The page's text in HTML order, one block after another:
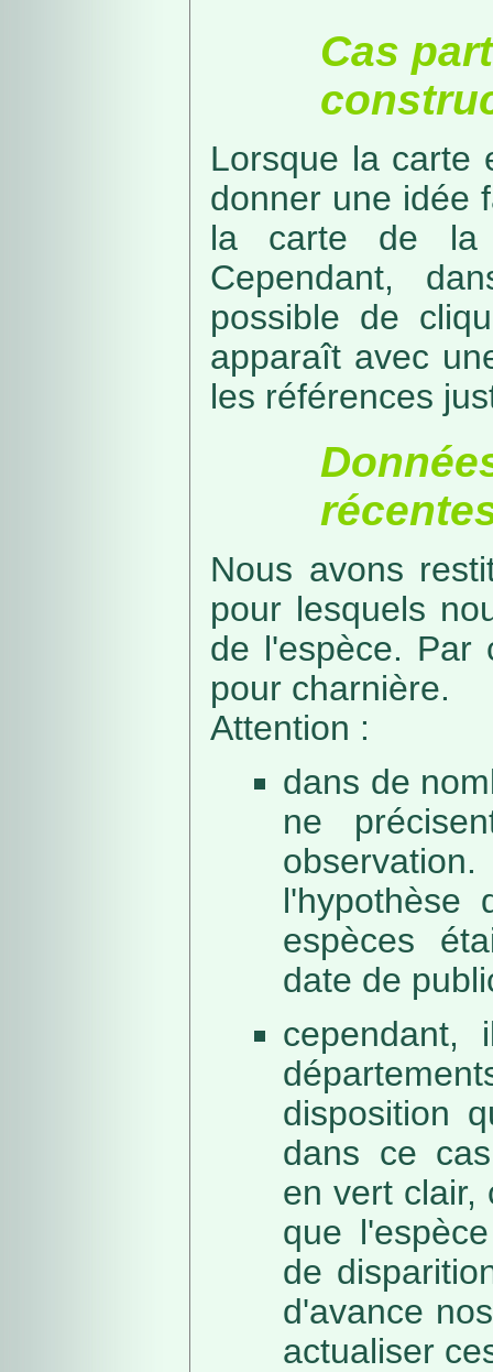
Cas
Lorsque la carte
donner une idée
la carte de la
Cependant,
possible de
apparaît avec
les références
Nous avons
pour lesquels
de l'espèce. Par
pour charnière.
Attention :
dans de
ne
l'hypothèse
espèces
date de
cependant,
disposition
dans ce
en vert clair,
que
de
d'avance
actualiser